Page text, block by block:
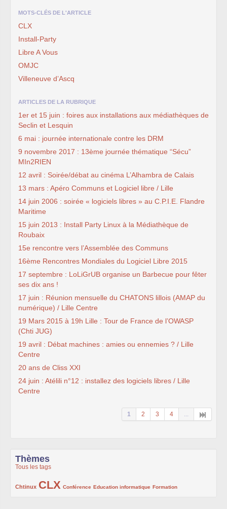
MOTS-CLÉS DE L'ARTICLE
CLX
Install-Party
Libre A Vous
OMJC
Villeneuve d’Ascq
ARTICLES DE LA RUBRIQUE
1er et 15 juin : foires aux installations aux médiathèques de
Seclin et Lesquin
6 mai : journée internationale contre les DRM
9 novembre 2017 : 13ème journée thématique “Sécu”
MIn2RIEN
12 avril : Soirée/débat au cinéma L’Alhambra de Calais
13 mars : Apéro Communs et Logiciel libre / Lille
14 juin 2006 : soirée « logiciels libres » au C.P.I.E. Flandre
Maritime
15 juin 2013 : Install Party Linux à la Médiathèque de
Roubaix
15e rencontre vers l’Assemblée des Communs
16ème Rencontres Mondiales du Logiciel Libre 2015
17 septembre : LoLiGrUB organise un Barbecue pour fêter
ses dix ans !
17 juin : Réunion mensuelle du CHATONS lillois (AMAP du
numérique) / Lille Centre
19 Mars 2015 à 19h Lille : Tour de France de l’OWASP
(Chti JUG)
19 avril : Débat machines : amies ou ennemies ? / Lille
Centre
20 ans de Cliss XXI
24 juin : Atélili n°12 : installez des logiciels libres / Lille
Centre
1 2 3 4 ...
Thèmes
Tous les tags
Chtinux
222/1002CLX
1002/1002 Conférence
132/1002 Education informatique
119/1002 Formation
168/1002